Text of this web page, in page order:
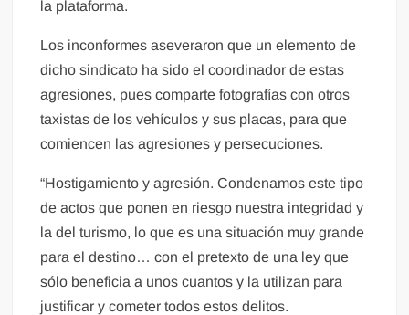
la plataforma.
Los inconformes aseveraron que un elemento de
dicho sindicato ha sido el coordinador de estas
agresiones, pues comparte fotografías con otros
taxistas de los vehículos y sus placas, para que
comiencen las agresiones y persecuciones.
“Hostigamiento y agresión. Condenamos este tipo
de actos que ponen en riesgo nuestra integridad y
la del turismo, lo que es una situación muy grande
para el destino… con el pretexto de una ley que
sólo beneficia a unos cuantos y la utilizan para
justificar y cometer todos estos delitos.